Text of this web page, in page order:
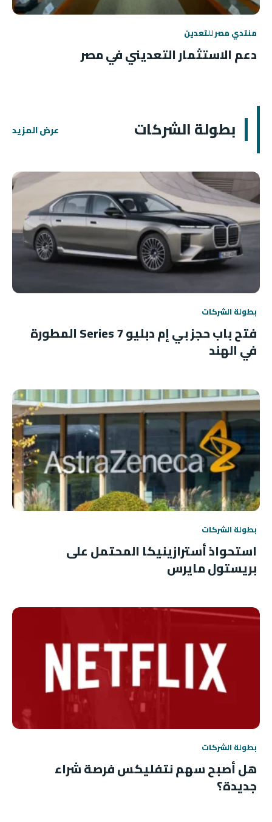
منتدي مصر للتعدين
دعم الاستثمار التعديني في مصر
بطولة الشركات عرض المزيد
بطولة الشركات
فتح باب حجز بي إم دبليو 7 Series المطورة
في الهند
بطولة الشركات
استحواذ أسترازينيكا المحتمل على
بريستول مايرس
بطولة الشركات
هل أصبح سهم نتفليكس فرصة شراء
جديدة؟